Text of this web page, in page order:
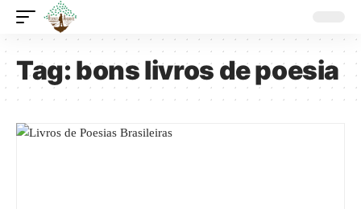
Tag:bons livros de poesia